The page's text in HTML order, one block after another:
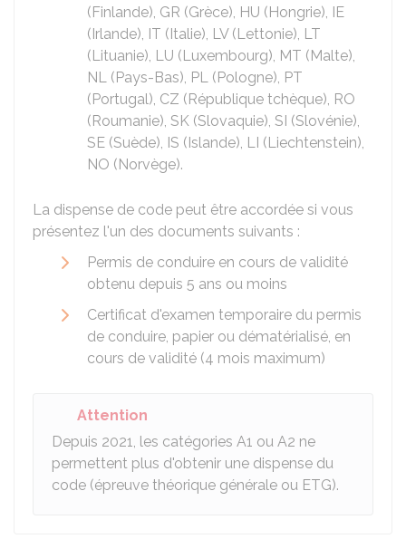
(Finlande), GR (Grèce), HU (Hongrie), IE
(Irlande), IT (Italie), LV (Lettonie), LT
(Lituanie), LU (Luxembourg), MT (Malte),
NL (Pays-Bas), PL (Pologne), PT
(Portugal), CZ (République tchèque), RO
(Roumanie), SK (Slovaquie), SI (Slovénie),
SE (Suède), IS (Islande), LI (Liechtenstein),
NO (Norvège).
La dispense de code peut être accordée si vous
présentez l'un des documents suivants :
Permis de conduire en cours de validité
obtenu depuis 5 ans ou moins
Certificat d'examen temporaire du permis
de conduire, papier ou dématérialisé, en
cours de validité (4 mois maximum)
Attention
Depuis 2021, les catégories A1 ou A2 ne
permettent plus d'obtenir une dispense du
code (épreuve théorique générale ou ETG).